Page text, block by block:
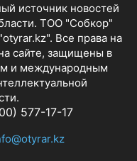
источник новостей
ТОО "Собкор"
Все права на
сайте, защищены в
и международным
577-17-17